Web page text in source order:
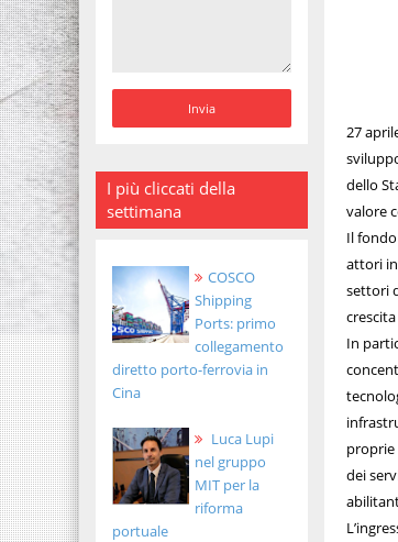
I più cliccati della
settimana
COSCO
Shipping
Ports: primo
collegamento
diretto porto-ferrovia in
Cina
Luca Lupi
nel gruppo
MIT per la
riforma
portuale
27
dello
valore
Il
attori
settori
In
proprie
dei